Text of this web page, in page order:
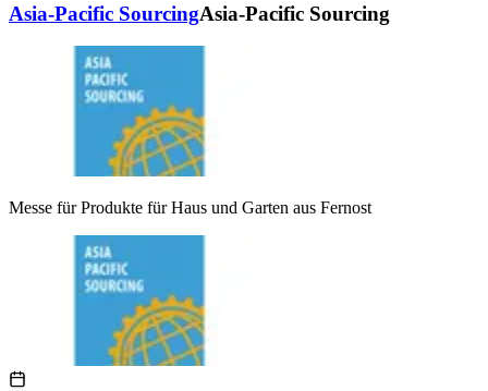
Asia-Pacific SourcingAsia-Pacific Sourcing
Messe für Produkte für Haus und Garten aus Fernost